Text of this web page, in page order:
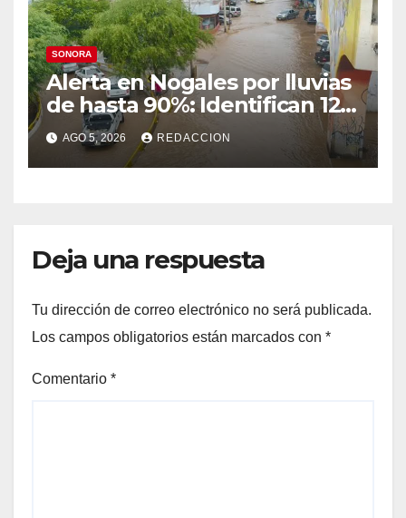
SONORA
Alerta en Nogales por lluvias
de hasta 90%: Identifican 12
vialidades con alto riesgo de
arroyos e inundaciones
AGO 5, 2026 REDACCION
Deja una respuesta
Tu dirección de correo electrónico no será publicada.
Los campos obligatorios están marcados con *
Comentario *